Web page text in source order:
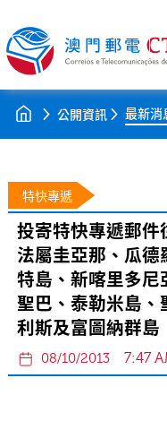
公開資訊 最新消
特快專遞
投寄特快專遞郵件
法屬圭亞那、瓜
特島、新喀里多
聖巴、泰勒米島
利斯及富圖納群島
08/10/2013 7:47